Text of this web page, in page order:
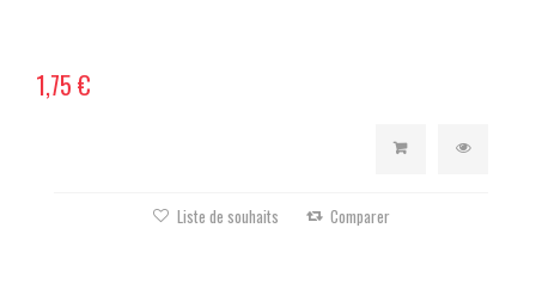
1,75 €
Liste de souhaits Comparer